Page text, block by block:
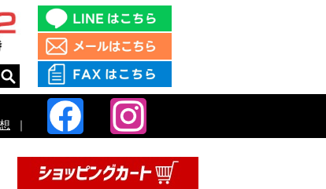
｜